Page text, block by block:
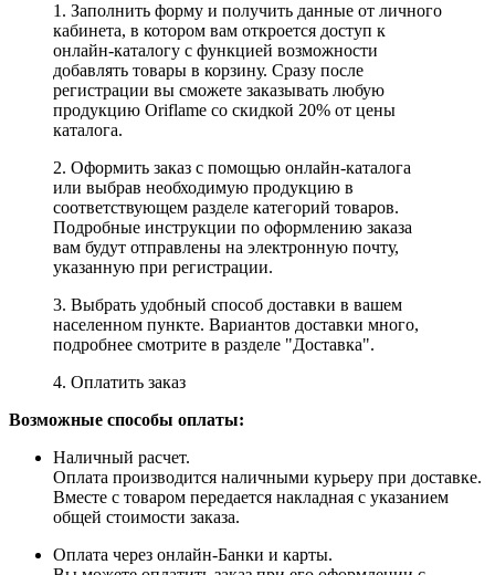
1. Заполнить форму и получить данные от личного
кабинета, в котором вам откроется доступ к
онлайн-каталогу с функцией возможности
добавлять товары в корзину. Сразу после
регистрации вы сможете заказывать любую
продукцию Oriflame со скидкой 20% от цены
каталога.
2. Оформить заказ с помощью онлайн-каталога
или выбрав необходимую продукцию в
соответствующем разделе категорий товаров.
Подробные инструкции по оформлению заказа
вам будут отправлены на электронную почту,
указанную при регистрации.
3. Выбрать удобный способ доставки в вашем
населенном пункте. Вариантов доставки много,
подробнее смотрите в разделе "Доставка".
4. Оплатить заказ
Возможные способы оплаты:
Наличный расчет.
Оплата производится наличными курьеру при доставке.
Вместе с товаром передается накладная с указанием
общей стоимости заказа.
Оплата через онлайн-Банки и карты.